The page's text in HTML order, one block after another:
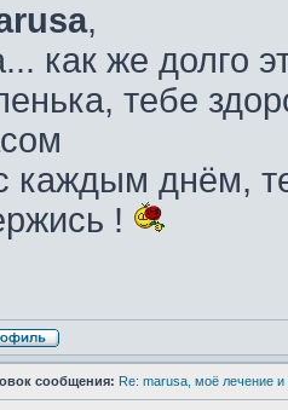
,
как же долго
тебе
каждым днём,
!
сообщения: Re: marusa, моё лечение и